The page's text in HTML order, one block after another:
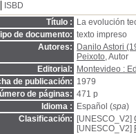
ISBD
Título :
La evolución
de documento: texto impreso
Autores:
Danilo Astori
Peixoto, Autor
Editorial:
Montevideo :
de publicación: 1979
de páginas: 471 p
Idioma :
Español (spa)
Clasificación:
[UNESCO_V2]
[UNESCO_V2]